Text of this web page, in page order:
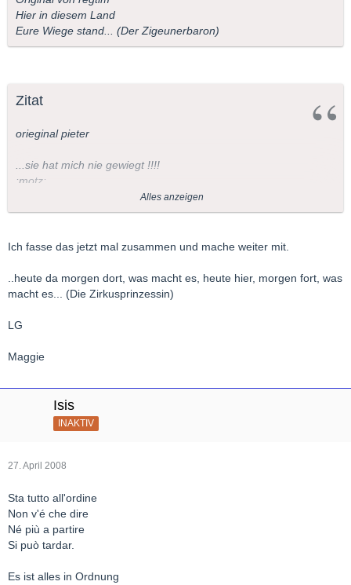
Hier in diesem Land
Eure Wiege stand... (Der Zigeunerbaron)
Zitat
orieginal pieter
...sie hat mich nie gewiegt !!!!
:motz:
(Don Carlos)
((pardon jetzt sind mir die Gäule durchgegangen
))
. . . . . . . .
(Die Eule seufzte tief voll trauriger Bedeutung)
(Macbeth)
Alles anzeigen
Ich fasse das jetzt mal zusammen und mache weiter mit.
..heute da morgen dort, was macht es, heute hier, morgen fort, was
macht es... (Die Zirkusprinzessin)
LG
Maggie
Isis
INAKTIV
27. April 2008
Sta tutto all'ordine
Non v'é che dire
Né più a partire
Si può tardar.
Es ist alles in Ordnung